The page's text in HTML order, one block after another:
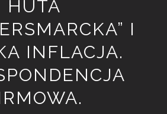
HUTA
I
INFLACJA.